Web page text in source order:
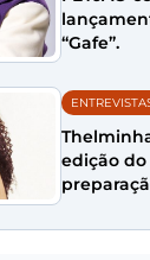
“Gafe”.
edição